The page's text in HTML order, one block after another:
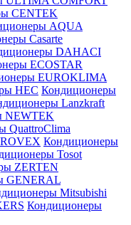
CENTEK
AQUA
Casarte
DAHACI
ECOSTAR
EUROKLIMA
HEC Кондиционеры
Lanzkraft
NEWTEK
QuattroClima
Кондиционеры
Tosot
ZERTEN
GENERAL
Mitsubishi
Кондиционеры